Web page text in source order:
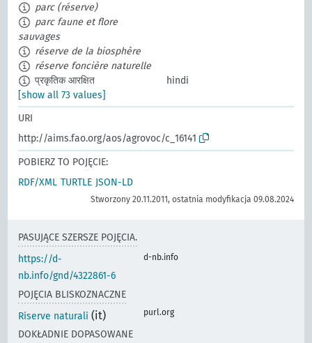
parc (réserve)
parc faune et flore
sauvages
réserve de la biosphère
réserve foncière naturelle
प्रकृतिक आरक्षित
hindi
[show all 73 values]
URI
http://aims.fao.org/aos/agrovoc/c_16141
POBIERZ TO POJĘCIE:
RDF/XML TURTLE JSON-LD
Stworzony 20.11.2011, ostatnia modyfikacja 09.08.2024
PASUJĄCE SZERSZE POJĘCIA.
https://d-
nb.info/gnd/4322861-6
d-nb.info
POJĘCIA BLISKOZNACZNE
Riserve naturali (it) purl.org
DOKŁADNIE DOPASOWANE